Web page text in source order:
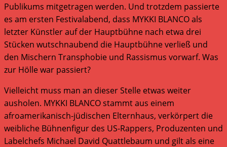
Publikums mitgetragen werden. Und trotzdem passierte
es am ersten Festivalabend, dass MYKKI BLANCO als
letzter Künstler auf der Hauptbühne nach etwa drei
Stücken wutschnaubend die Hauptbühne verließ und
den Mischern Transphobie und Rassismus vorwarf. Was
zur Hölle war passiert?
Vielleicht muss man an dieser Stelle etwas weiter
ausholen. MYKKI BLANCO stammt aus einem
afroamerikanisch-jüdischen Elternhaus, verkörpert die
weibliche Bühnenfigur des US-Rappers, Produzenten und
Labelchefs Michael David Quattlebaum und gilt als eine